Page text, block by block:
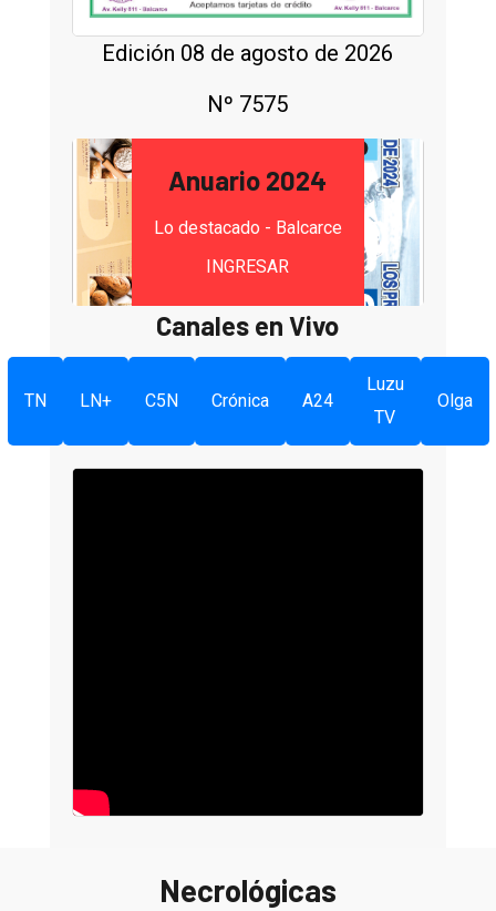
Edición 08 de agosto de 2026
Nº 7575
Anuario 2024
Lo destacado - Balcarce
INGRESAR
Canales en Vivo
TN LN+ C5N Crónica A24
Luzu
TV
Olga
Necrológicas